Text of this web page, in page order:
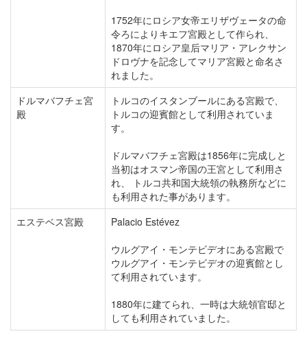
1752年にロシア女帝エリザヴェータの命
令ろによりキエフ宮殿として作られ、
1870年にロシア皇后マリア・アレクサン
ドロヴナを記念してマリア宮殿と命名さ
れました。
ドルマバフチェ宮
殿
トルコのイスタンブールにある宮殿で、
トルコの迎賓館として利用されていま
す。
ドルマバフチェ宮殿は1856年に完成しと
当初はオスマン帝国の王宮として利用さ
れ、 トルコ共和国大統領の執務所などに
も利用された事があります。
エステベス宮殿
Palacio Estévez
ウルグアイ・モンテビデオにある宮殿で
ウルグアイ・モンテビデオの迎賓館とし
て利用されています。
1880年に建てられ、一時は大統領官邸と
しても利用されていました。